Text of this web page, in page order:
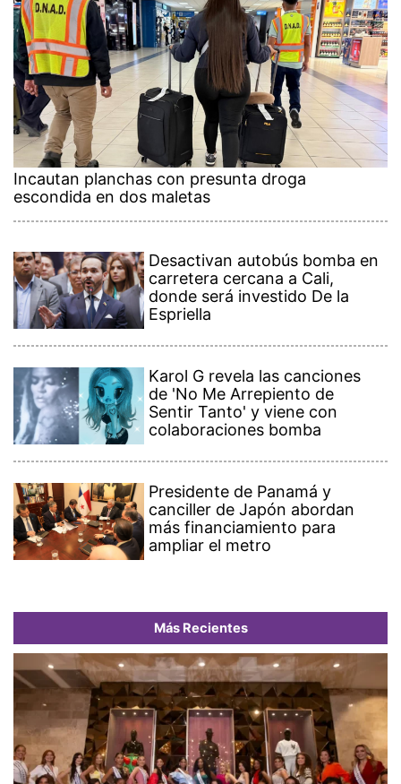
Incautan planchas con presunta droga
escondida en dos maletas
Desactivan autobús bomba en
carretera cercana a Cali,
donde será investido De la
Espriella
Karol G revela las canciones
de 'No Me Arrepiento de
Sentir Tanto' y viene con
colaboraciones bomba
Presidente de Panamá y
canciller de Japón abordan
más financiamiento para
ampliar el metro
Más Recientes